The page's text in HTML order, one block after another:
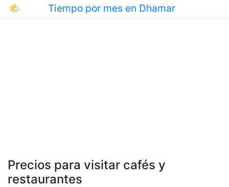
🌤 Tiempo por mes en Dhamar
Precios para visitar cafés y
restaurantes